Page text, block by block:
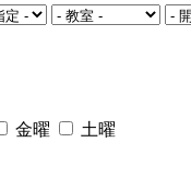
金曜 土曜